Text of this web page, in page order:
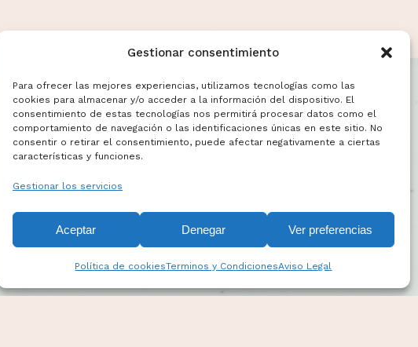
Gestionar consentimiento
Para ofrecer las mejores experiencias, utilizamos tecnologías como las
cookies para almacenar y/o acceder a la información del dispositivo. El
consentimiento de estas tecnologías nos permitirá procesar datos como el
comportamiento de navegación o las identificaciones únicas en este sitio. No
consentir o retirar el consentimiento, puede afectar negativamente a ciertas
características y funciones.
Gestionar los servicios
Aceptar Denegar Ver preferencias
Política de cookiesTerminos y CondicionesAviso Legal